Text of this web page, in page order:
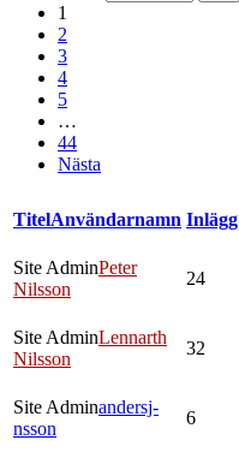
1
2
3
4
5
…
44
Nästa
TitelAnvändarnamn Inlägg
Site AdminPeter
Nilsson
24
Site AdminLennarth
Nilsson
32
Site Adminandersj-
nsson
6